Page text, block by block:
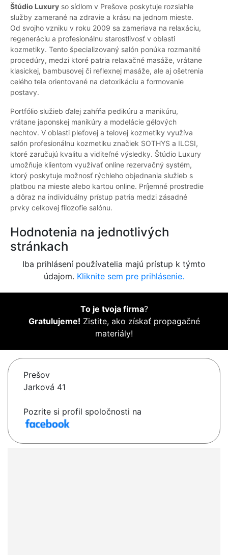
Štúdio Luxury so sídlom v Prešove poskytuje rozsiahle
služby zamerané na zdravie a krásu na jednom mieste.
Od svojho vzniku v roku 2009 sa zameriava na relaxáciu,
regeneráciu a profesionálnu starostlivosť v oblasti
kozmetiky. Tento špecializovaný salón ponúka rozmanité
procedúry, medzi ktoré patria relaxačné masáže, vrátane
klasickej, bambusovej či reflexnej masáže, ale aj ošetrenia
celého tela orientované na detoxikáciu a formovanie
postavy.
Portfólio služieb ďalej zahŕňa pedikúru a manikúru,
vrátane japonskej manikúry a modelácie gélových
nechtov. V oblasti pleťovej a telovej kozmetiky využíva
salón profesionálnu kozmetiku značiek SOTHYS a ILCSI,
ktoré zaručujú kvalitu a viditeľné výsledky. Štúdio Luxury
umožňuje klientom využívať online rezervačný systém,
ktorý poskytuje možnosť rýchleho objednania služieb s
platbou na mieste alebo kartou online. Príjemné prostredie
a dôraz na individuálny prístup patria medzi zásadné
prvky celkovej filozofie salónu.
Hodnotenia na jednotlivých
stránkach
Iba prihlásení používatelia majú prístup k týmto
údajom. Kliknite sem pre prihlásenie.
To je tvoja firma?
Gratulujeme! Zistite, ako získať propagačné
materiály!
Prešov
Jarková 41
Pozrite si profil spoločnosti na